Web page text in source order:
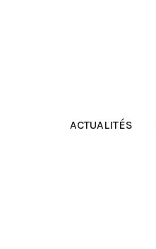
ACTUALITÉS